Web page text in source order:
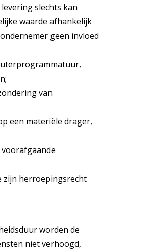
slechts kan
waarde afhankelijk
geen invloed
van
een materiële drager,
zijn herroepingsrecht
worden de
niet verhoogd,